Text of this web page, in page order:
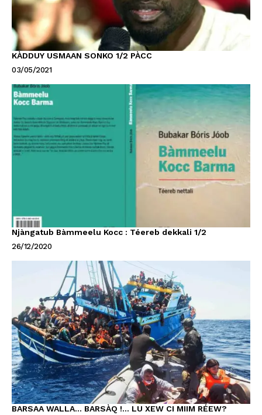
KÀDDUY USMAAN SONKO 1/2 PÀCC
03/05/2021
Njàngatub Bàmmeelu Kocc : Téereb dekkali 1/2
26/12/2020
BARSAA WALLA… BARSÀQ !… LU XEW CI MIIM RÉEW?